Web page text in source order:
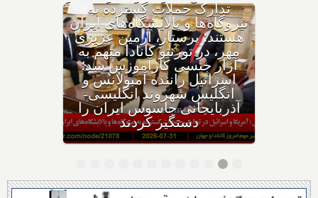
با وجود حکم بازداشت، چگونه
هواپیمای نتانیاهو از فراز کانادا
گذشت؟ ترامپ پس از حمله
ایران به اردن: به شدت به
ایران حمله می‌کنیم؛ حوثی‌ها: از
تنگه باب‌المندب عوارض عبور
می‌گیریم